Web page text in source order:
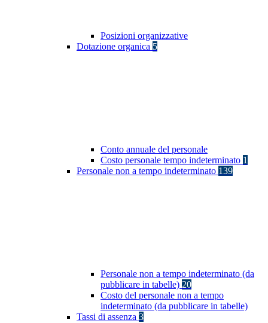
Posizioni organizzative
Dotazione organica 5
Conto annuale del personale
Costo personale tempo indeterminato 1
Personale non a tempo indeterminato 139
Personale non a tempo indeterminato (da
pubblicare in tabelle) 20
Costo del personale non a tempo
indeterminato (da pubblicare in tabelle)
Tassi di assenza 3